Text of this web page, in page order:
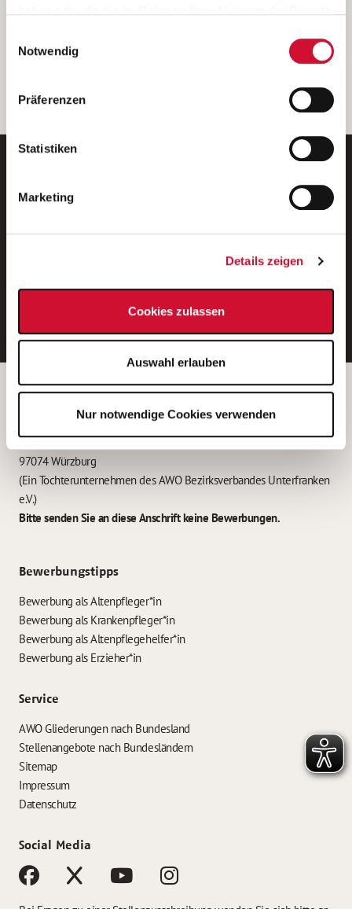
Wenn Sie auf „Cookies zulassen“ klicken, so stimmen
Sie der Speicherung sämtlicher Cookies zu. Sie können
Ihre Einwilligung selbstverständlich jederzeit widerrufen,
indem Sie die Cookie-Einstellungen aufrufen und diese
unserer
Notwendig
Präferenzen
Statistiken
Marketing
Details zeigen
Cookies zulassen
Auswahl erlauben
Nur notwendige Cookies verwenden
Weitere Details können Sie der
entnehmen.
E-Mail-Adresse eintragen
Betreiber der Webseite
Garitz Bewirtschaftungsbetriebe GmbH
Kantstraße 45a
97074 Würzburg
(Ein Tochterunternehmen des AWO Bezirksverbandes Unterfranken
e.V.)
Bitte senden Sie an diese Anschrift keine Bewerbungen.
Bewerbungstipps
Bewerbung als Altenpfleger*in
Bewerbung als Krankenpfleger*in
Bewerbung als Altenpflegehelfer*in
Bewerbung als Erzieher*in
Service
AWO Gliederungen nach Bundesland
Stellenangebote nach Bundesländern
Sitemap
Impressum
Datenschutz
Social Media